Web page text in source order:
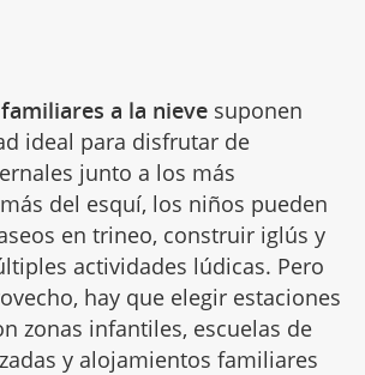
a la nievesuponen
ideal para disfrutar de
junto a los más
del esquí, los niños pueden
en trineo, construir iglús y
actividades lúdicas. Pero
hay que elegir estaciones
zonas infantiles, escuelas de
y alojamientos familiares